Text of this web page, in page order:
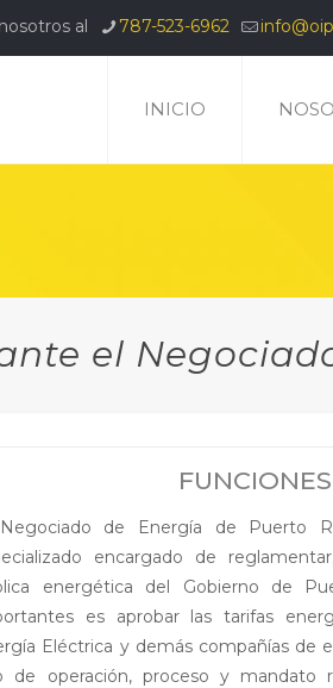
al 787-523-6962
INICIO
el
de Energía de Puerto
encargado de
energética del Gobierno de
es aprobar las tarifas
Eléctrica y demás compañías de
de operación, proceso y mandato